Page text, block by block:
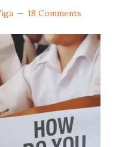
18 Comments